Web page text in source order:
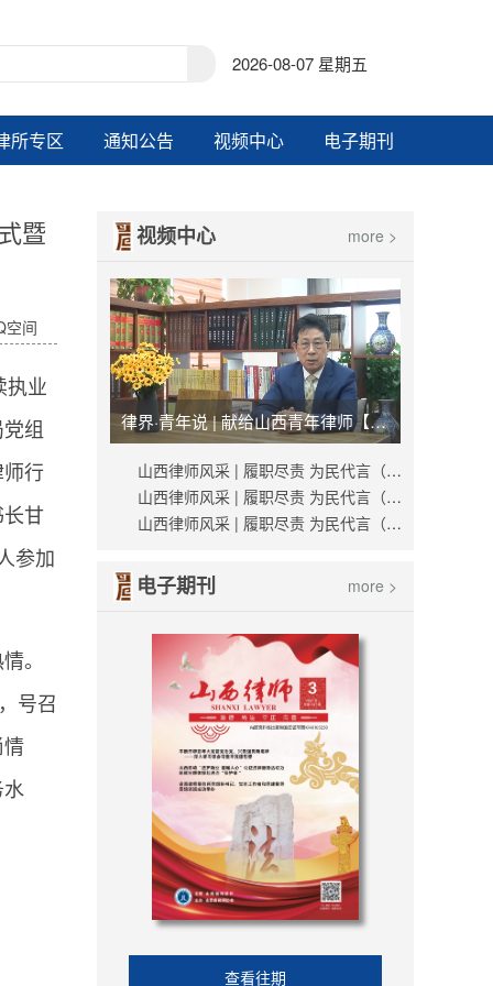
2026-08-07 星期五
所专区 通知公告 视频中心 电子期刊
暨
空间
执业
组
师行
长甘
参加
。
号召
情
水
视频中心 more >
律界·青年说 | 献给山西青年律师【视频】
山西律师风采 | 履职尽责 为民代言（秦峰）
山西律师风采 | 履职尽责 为民代言（薛世杰）
山西律师风采 | 履职尽责 为民代言（刘越）
电子期刊 more >
查看往期